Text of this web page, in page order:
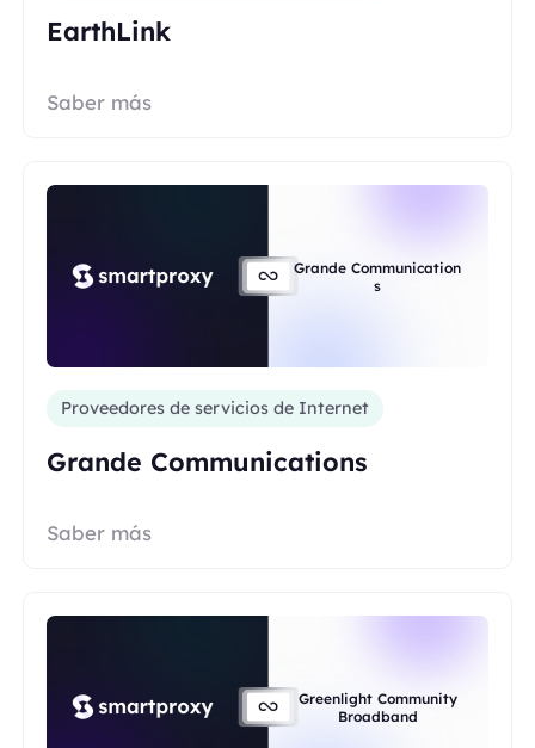
EarthLink
Saber más
Grande Communication
s
Proveedores de servicios de Internet
Grande Communications
Saber más
Greenlight Community
Broadband